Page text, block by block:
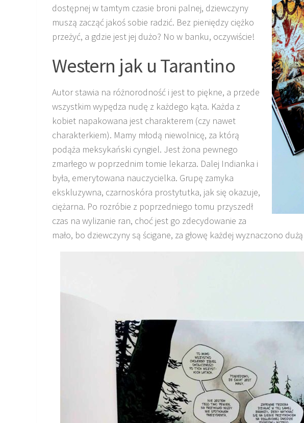
dostępnej w tamtym czasie broni palnej, dziewczyny
muszą zacząć jakoś sobie radzić. Bez pieniędzy ciężko
przeżyć, a gdzie jest jej dużo? No w banku, oczywiście!
Western jak u Tarantino
Autor stawia na różnorodność i jest to piękne, a przede
wszystkim wypędza nudę z każdego kąta. Każda z
kobiet napakowana jest charakterem (czy nawet
charakterkiem). Mamy młodą niewolnicę, za którą
podąża meksykański cyngiel. Jest żona pewnego
zmarłego w poprzednim tomie lekarza. Dalej Indianka i
była, emerytowana nauczycielka. Grupę zamyka
ekskluzywna, czarnoskóra prostytutka, jak się okazuje,
ciężarna. Po rozróbie z poprzedniego tomu przyszedł
czas na wylizanie ran, choć jest go zdecydowanie za
mało, bo dziewczyny są ścigane, za głowę każdej wyznaczono